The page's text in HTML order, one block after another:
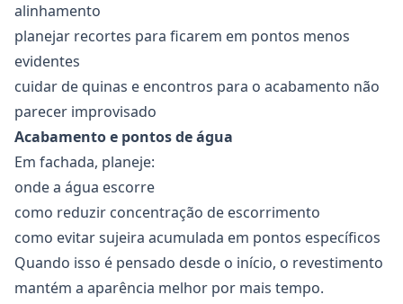
alinhamento
planejar recortes para ficarem em pontos menos
evidentes
cuidar de quinas e encontros para o acabamento não
parecer improvisado
Acabamento e pontos de água
Em fachada, planeje:
onde a água escorre
como reduzir concentração de escorrimento
como evitar sujeira acumulada em pontos específicos
Quando isso é pensado desde o início, o revestimento
mantém a aparência melhor por mais tempo.